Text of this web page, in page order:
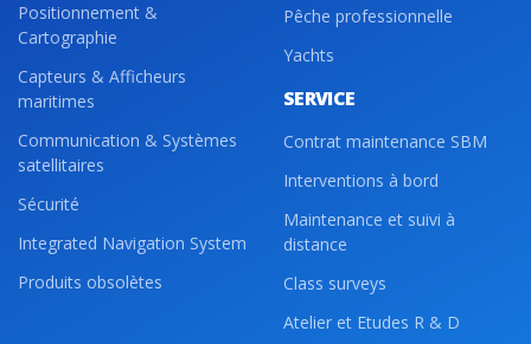
Positionnement &
Cartographie
Capteurs & Afficheurs
maritimes
Communication & Systèmes
satellitaires
Sécurité
Integrated Navigation System
Produits obsolètes
Pêche professionnelle
Yachts
SERVICE
Contrat maintenance SBM
Interventions à bord
Maintenance et suivi à
distance
Class surveys
Atelier et Etudes R & D